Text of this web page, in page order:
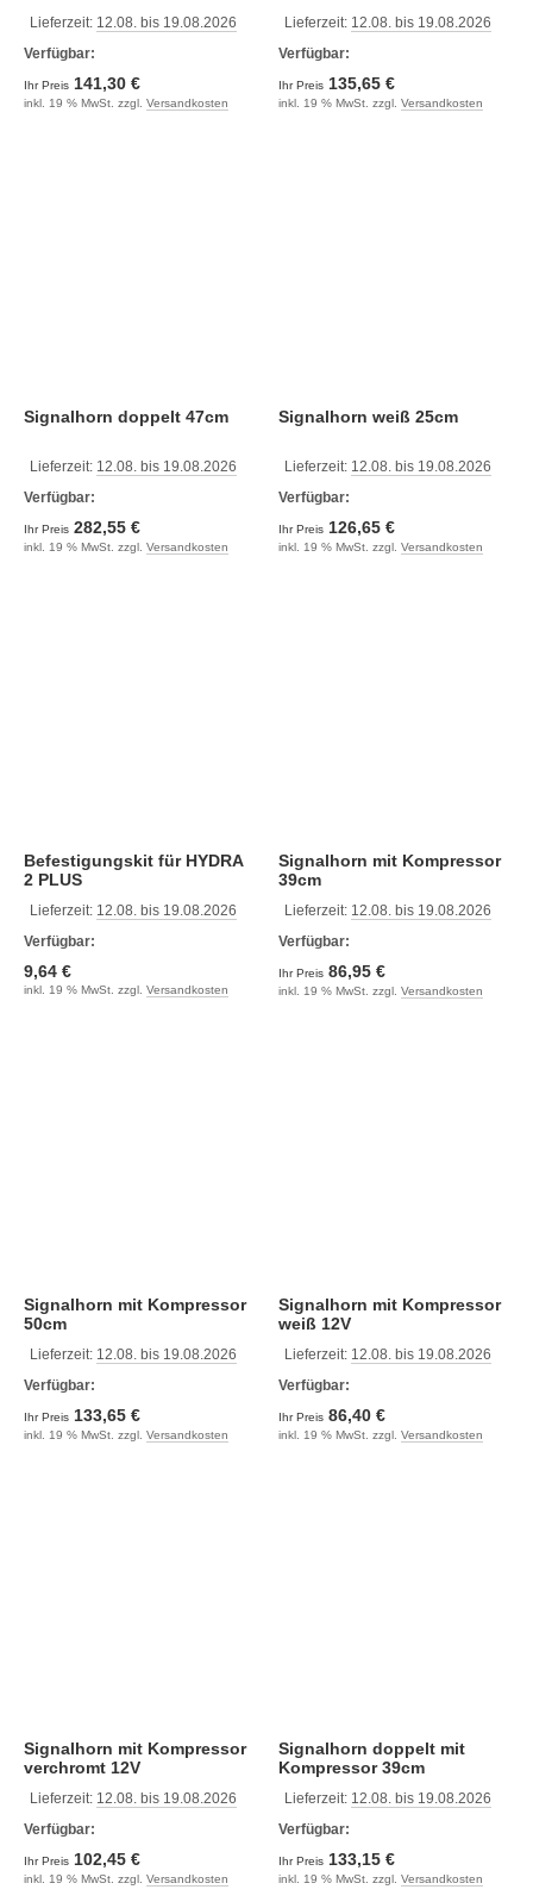
Lieferzeit: 12.08. bis 19.08.2026
Verfügbar:
Ihr Preis 141,30 €
inkl. 19 % MwSt. zzgl. Versandkosten
Lieferzeit: 12.08. bis 19.08.2026
Verfügbar:
Ihr Preis 135,65 €
inkl. 19 % MwSt. zzgl. Versandkosten
Signalhorn doppelt 47cm
Lieferzeit: 12.08. bis 19.08.2026
Verfügbar:
Ihr Preis 282,55 €
inkl. 19 % MwSt. zzgl. Versandkosten
Signalhorn weiß 25cm
Lieferzeit: 12.08. bis 19.08.2026
Verfügbar:
Ihr Preis 126,65 €
inkl. 19 % MwSt. zzgl. Versandkosten
Befestigungskit für HYDRA
2 PLUS
Lieferzeit: 12.08. bis 19.08.2026
Verfügbar:
9,64 €
inkl. 19 % MwSt. zzgl. Versandkosten
Signalhorn mit Kompressor
39cm
Lieferzeit: 12.08. bis 19.08.2026
Verfügbar:
Ihr Preis 86,95 €
inkl. 19 % MwSt. zzgl. Versandkosten
Signalhorn mit Kompressor
50cm
Lieferzeit: 12.08. bis 19.08.2026
Verfügbar:
Ihr Preis 133,65 €
inkl. 19 % MwSt. zzgl. Versandkosten
Signalhorn mit Kompressor
weiß 12V
Lieferzeit: 12.08. bis 19.08.2026
Verfügbar:
Ihr Preis 86,40 €
inkl. 19 % MwSt. zzgl. Versandkosten
Signalhorn mit Kompressor
verchromt 12V
Lieferzeit: 12.08. bis 19.08.2026
Verfügbar:
Ihr Preis 102,45 €
inkl. 19 % MwSt. zzgl. Versandkosten
Signalhorn doppelt mit
Kompressor 39cm
Lieferzeit: 12.08. bis 19.08.2026
Verfügbar:
Ihr Preis 133,15 €
inkl. 19 % MwSt. zzgl. Versandkosten